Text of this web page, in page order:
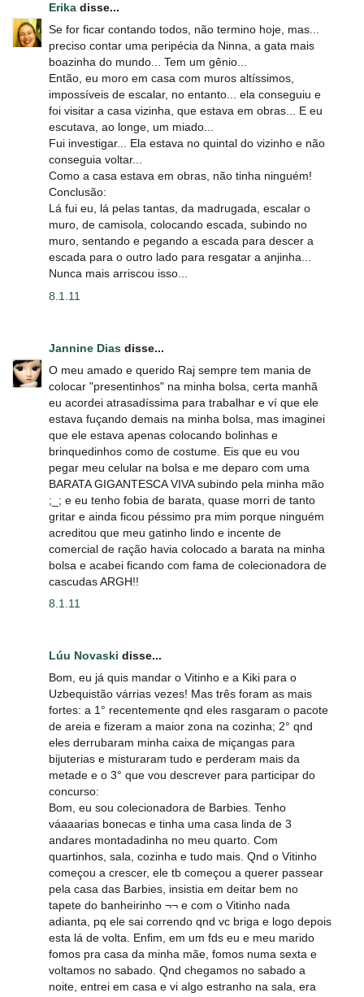
Erika disse...
Se for ficar contando todos, não termino hoje, mas...
preciso contar uma peripécia da Ninna, a gata mais
boazinha do mundo... Tem um gênio...
Então, eu moro em casa com muros altíssimos,
impossíveis de escalar, no entanto... ela conseguiu e
foi visitar a casa vizinha, que estava em obras... E eu
escutava, ao longe, um miado...
Fui investigar... Ela estava no quintal do vizinho e não
conseguia voltar...
Como a casa estava em obras, não tinha ninguém!
Conclusão:
Lá fui eu, lá pelas tantas, da madrugada, escalar o
muro, de camisola, colocando escada, subindo no
muro, sentando e pegando a escada para descer a
escada para o outro lado para resgatar a anjinha...
Nunca mais arriscou isso...
8.1.11
Jannine Dias disse...
O meu amado e querido Raj sempre tem mania de
colocar "presentinhos" na minha bolsa, certa manhã
eu acordei atrasadíssima para trabalhar e ví que ele
estava fuçando demais na minha bolsa, mas imaginei
que ele estava apenas colocando bolinhas e
brinquedinhos como de costume. Eis que eu vou
pegar meu celular na bolsa e me deparo com uma
BARATA GIGANTESCA VIVA subindo pela minha mão
;_; e eu tenho fobia de barata, quase morri de tanto
gritar e ainda ficou péssimo pra mim porque ninguém
acreditou que meu gatinho lindo e incente de
comercial de ração havia colocado a barata na minha
bolsa e acabei ficando com fama de colecionadora de
cascudas ARGH!!
8.1.11
Lúu Novaski disse...
Bom, eu já quis mandar o Vitinho e a Kiki para o
Uzbequistão várrias vezes! Mas três foram as mais
fortes: a 1° recentemente qnd eles rasgaram o pacote
de areia e fizeram a maior zona na cozinha; 2° qnd
eles derrubaram minha caixa de miçangas para
bijuterias e misturaram tudo e perderam mais da
metade e o 3° que vou descrever para participar do
concurso:
Bom, eu sou colecionadora de Barbies. Tenho
váaaarias bonecas e tinha uma casa linda de 3
andares montadadinha no meu quarto. Com
quartinhos, sala, cozinha e tudo mais. Qnd o Vitinho
começou a crescer, ele tb começou a querer passear
pela casa das Barbies, insistia em deitar bem no
tapete do banheirinho ¬¬ e com o Vitinho nada
adianta, pq ele sai correndo qnd vc briga e logo depois
esta lá de volta. Enfim, em um fds eu e meu marido
fomos pra casa da minha mãe, fomos numa sexta e
voltamos no sabado. Qnd chegamos no sabado a
noite, entrei em casa e vi algo estranho na sala, era